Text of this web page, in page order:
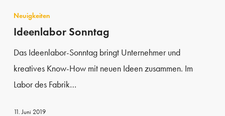
Sonntag
Neuigkeiten
Ideenlabor Sonntag
Das Ideenlabor-Sonntag bringt Unternehmer und
kreatives Know-How mit neuen Ideen zusammen. Im
Labor des Fabrik…
11. Juni 2019